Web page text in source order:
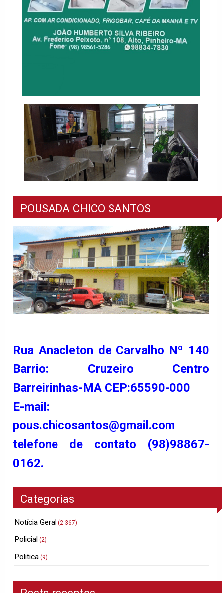
POUSADA CHICO SANTOS
Rua Anacleton de Carvalho Nº 140
Barrio: Cruzeiro Centro
Barreirinhas-MA CEP:65590-000
E-mail:
pous.chicosantos@gmail.com
telefone de contato (98)98867-
0162.
Categorias
Notícia Geral (2.367)
Policial (2)
Politica (9)